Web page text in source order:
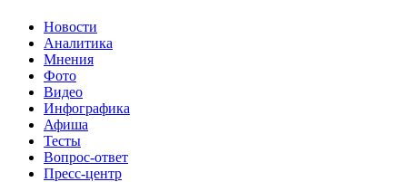
Новости
Аналитика
Мнения
Фото
Видео
Инфографика
Афиша
Тесты
Вопрос-ответ
Пресс-центр